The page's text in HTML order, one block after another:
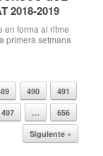
2018-2019
en forma al ritme
primera setmana
490
491
497 …
656
Siguiente »